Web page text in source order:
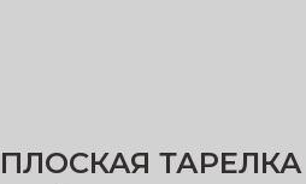
ПЛОСКАЯ ТАРЕЛКА